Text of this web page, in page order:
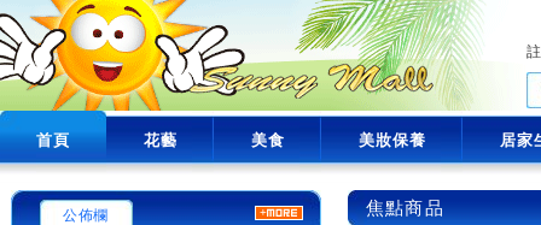
首頁 花藝 美食 美妝保養 居家
公佈欄 焦點商品